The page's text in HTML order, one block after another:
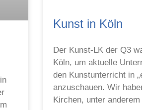
Kunst in Köln
Der Kunst-LK der Q3
Köln, um aktuelle
den Kunstunterricht in
anzuschauen. Wir
Kirchen, unter anderem